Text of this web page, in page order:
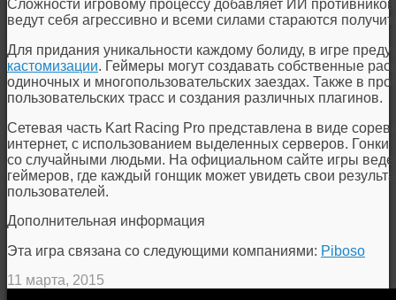
Сложности игровому процессу добавляет ИИ
ведут себя агрессивно и всеми силами стараются
Для придания уникальности каждому болиду, в игре
кастомизации. Геймеры могут создавать собственные
одиночных и многопользовательских заездах. Также в
пользовательских трасс и создания различных плагинов.
Сетевая часть Kart Racing Pro представлена в виде
интернет, с использованием выделенных серверов. Гонки
со случайными людьми. На официальном сайте игры
геймеров, где каждый гонщик может увидеть свои
пользователей.
Дополнительная информация
Эта игра связана со следующими компаниями: Piboso
11 марта, 2015